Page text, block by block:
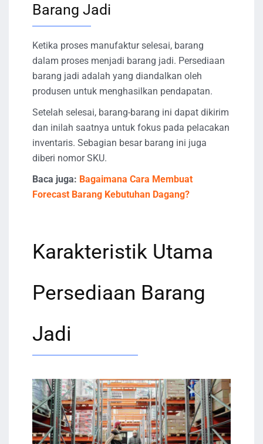
Barang Jadi
Ketika proses manufaktur selesai, barang
dalam proses menjadi barang jadi. Persediaan
barang jadi adalah yang diandalkan oleh
produsen untuk menghasilkan pendapatan.
Setelah selesai, barang-barang ini dapat dikirim
dan inilah saatnya untuk fokus pada pelacakan
inventaris. Sebagian besar barang ini juga
diberi nomor SKU.
Baca juga: Bagaimana Cara Membuat
Forecast Barang Kebutuhan Dagang?
Karakteristik Utama
Persediaan Barang
Jadi